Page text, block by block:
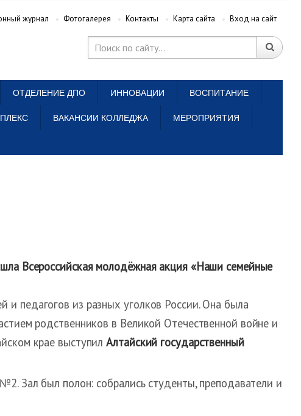
журнал Фотогалерея Контакты Карта сайта Вход на сайт
ОТДЕЛЕНИЕ ДПО ИННОВАЦИИ ВОСПИТАНИЕ
ВАКАНСИИ КОЛЛЕДЖА МЕРОПРИЯТИЯ
Всероссийская молодёжная акция «Наши семейные
педагогов из разных уголков России. Она была
родственников в Великой Отечественной войне и
крае выступилАлтайский государственный
Зал был полон: собрались студенты, преподаватели и